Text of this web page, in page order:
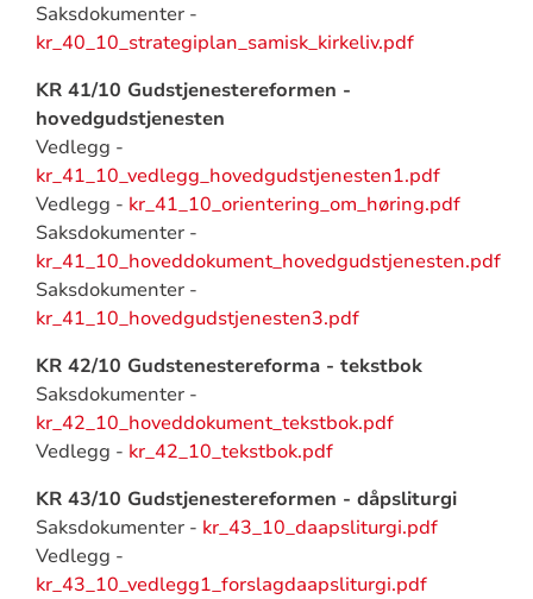
Saksdokumenter -
kr_40_10_strategiplan_samisk_kirkeliv.pdf
KR 41/10 Gudstjenestereformen -
hovedgudstjenesten
Vedlegg -
kr_41_10_vedlegg_hovedgudstjenesten1.pdf
Vedlegg - kr_41_10_orientering_om_høring.pdf
Saksdokumenter -
kr_41_10_hoveddokument_hovedgudstjenesten.pdf
Saksdokumenter -
kr_41_10_hovedgudstjenesten3.pdf
KR 42/10 Gudstenestereforma - tekstbok
Saksdokumenter -
kr_42_10_hoveddokument_tekstbok.pdf
Vedlegg - kr_42_10_tekstbok.pdf
KR 43/10 Gudstjenestereformen - dåpsliturgi
Saksdokumenter - kr_43_10_daapsliturgi.pdf
Vedlegg -
kr_43_10_vedlegg1_forslagdaapsliturgi.pdf